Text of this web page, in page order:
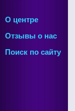
О центре
Отзывы о нас
Поиск по сайту